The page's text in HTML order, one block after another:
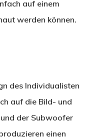
auf einem
werden können.
des Individualisten
auf die Bild- und
der Subwoofer
einen